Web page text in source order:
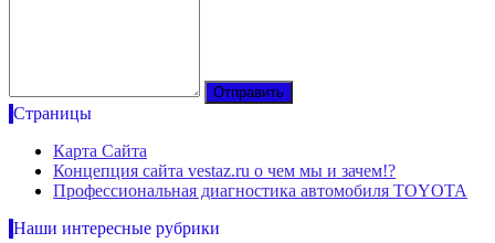
Страницы
Карта Сайта
Концепция сайта vestaz.ru о чем мы и зачем!?
Профессиональная диагностика автомобиля TOYOTA
Наши интересные рубрики